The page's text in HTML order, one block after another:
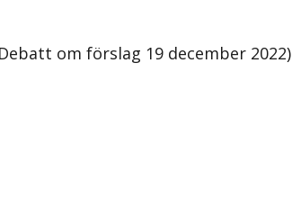
om förslag 19 december 2022)